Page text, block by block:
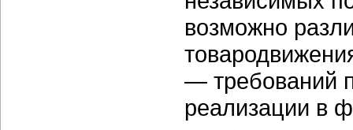
возможно
— требований
реализации в